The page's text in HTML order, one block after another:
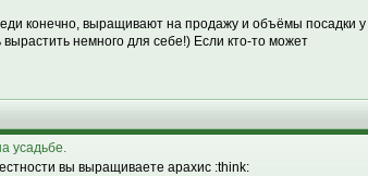
конечно, выращивают на продажу и объёмы посадки у
немного для себе!) Если кто-то может
усадьбе.
вы выращиваете арахис :think: